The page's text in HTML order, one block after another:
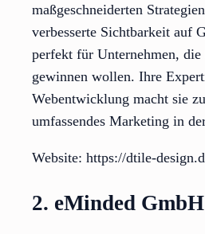
maßgeschneiderten
verbesserte Sichtbarkeit auf
perfekt für Unternehmen,
gewinnen wollen. Ihre
Webentwicklung macht sie
umfassendes Marketing in
Website: https://dtile-
2. eMinded GmbH